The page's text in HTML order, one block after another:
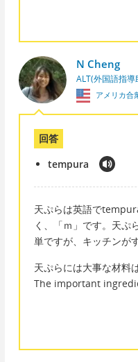
N Cheng
ALT(外国語指導
アメリカ合
回答
tempura
天ぷらは英語で
く、「ｍ」です。天ぷ
単ですが、キッチンが
天ぷらには大事な材料
The important